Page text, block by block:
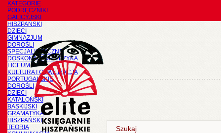
KATEGORIE
PODRĘCZNIKI
GALICYJSKI
HISZPAŃSKI
DZIECI
GIMNAZJUM
DOROŚLI
SPECJALISTYCZNE
DOSKONALENIE JĘZYKA
LICEUM
KULTURA I CYWILIZACJA
PORTUGALSKIE
DOROŚLI
DZIECI
KATALOŃSKI
BASKIJSKI
GRAMATYKA
HISZPAŃSKI
TEORIA